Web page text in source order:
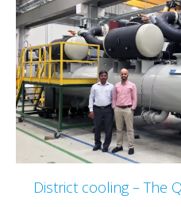
District cooling –